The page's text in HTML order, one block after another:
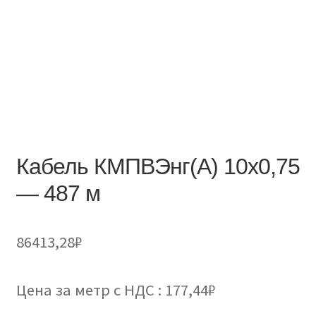
Кабель КМПВЭнг(А) 10х0,75
— 487 м
86413,28₽
Цена за метр с НДС : 177,44₽